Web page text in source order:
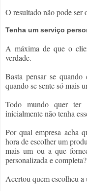
O resultado não pode ser
Tenha um serviço
A máxima de que o
verdade.
Basta pensar se
quando se sente só mais
Todo mundo quer ter
inicialmente não tenha
Por qual empresa acha
hora de escolher um
mais um ou a que
personalizada e completa?
Acertou quem escolheu